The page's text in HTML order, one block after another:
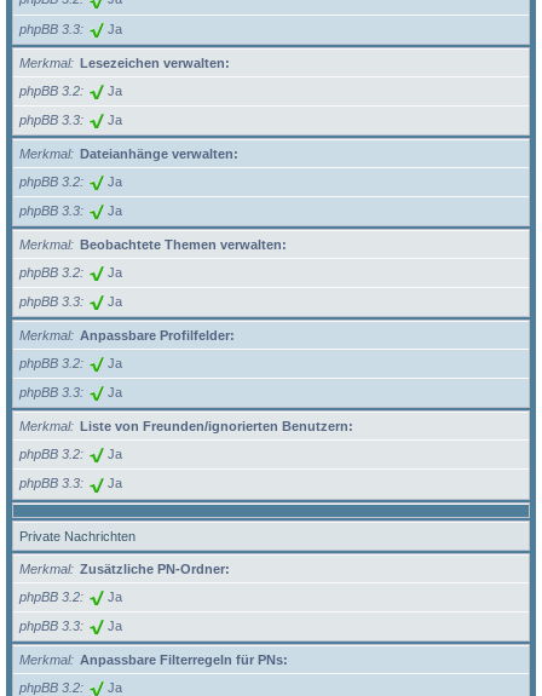
phpBB 3.3 Ja
Merkmal
Lesezeichen verwalten:
phpBB 3.2
Ja
phpBB 3.3 Ja
Merkmal
Dateianhänge verwalten:
phpBB 3.2
Ja
phpBB 3.3 Ja
Merkmal
Beobachtete Themen verwalten:
phpBB 3.2
Ja
phpBB 3.3 Ja
Merkmal
Anpassbare Profilfelder:
phpBB 3.2
Ja
phpBB 3.3 Ja
Merkmal
Liste von Freunden/ignorierten Benutzern:
phpBB 3.2
Ja
phpBB 3.3 Ja
Private Nachrichten
Merkmal
Zusätzliche PN-Ordner:
phpBB 3.2
Ja
phpBB 3.3 Ja
Merkmal
Anpassbare Filterregeln für PNs:
phpBB 3.2
Ja